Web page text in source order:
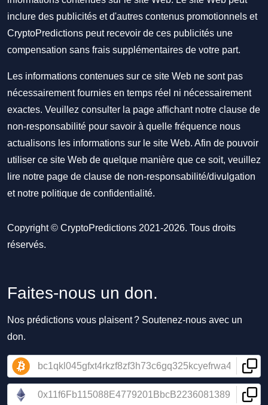
inclure des publicités et d'autres contenus promotionnels et
CryptoPredictions peut recevoir de ces publicités une
compensation sans frais supplémentaires de votre part.
Les informations contenues sur ce site Web ne sont pas
nécessairement fournies en temps réel ni nécessairement
exactes. Veuillez consulter la page affichant notre clause de
non-responsabilité pour savoir à quelle fréquence nous
actualisons les informations sur le site Web. Afin de pouvoir
utiliser ce site Web de quelque manière que ce soit, veuillez
lire notre page de clause de non-responsabilité/divulgation
et notre politique de confidentialité.
Copyright © CryptoPredictions 2021-2026. Tous droits
réservés.
Faites-nous un don.
Nos prédictions vous plaisent ? Soutenez-nous avec un
don.